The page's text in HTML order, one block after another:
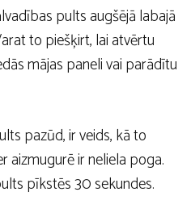
pults augšējā labajā
to piešķirt, lai atvērtu
mājas paneli vai parādītu
pazūd, ir veids, kā to
aizmugurē ir neliela poga.
pīkstēs 30 sekundes.